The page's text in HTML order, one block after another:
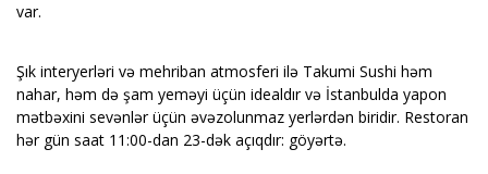
var.
Şık interyerləri və mehriban atmosferi ilə Takumi Sushi həm
nahar, həm də şam yeməyi üçün idealdır və İstanbulda yapon
mətbəxini sevənlər üçün əvəzolunmaz yerlərdən biridir. Restoran
hər gün saat 11:00-dan 23-dək açıqdır: göyərtə.